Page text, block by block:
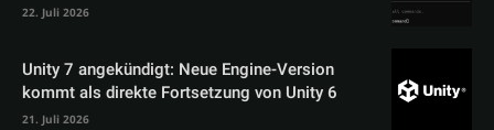
22. Juli 2026
Unity 7 angekündigt: Neue Engine-Version
kommt als direkte Fortsetzung von Unity 6
21. Juli 2026